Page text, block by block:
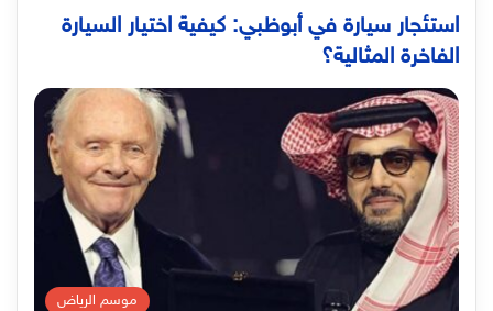
استئجار سيارة في أبوظبي: كيفية اختيار السيارة
الفاخرة المثالية؟
موسم الرياض